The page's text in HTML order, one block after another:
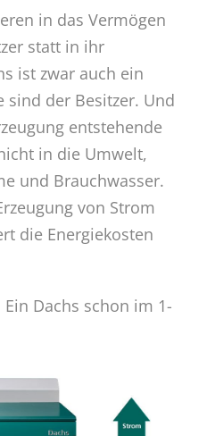
in das Vermögen
statt in ihr
ist zwar auch ein
sind der Besitzer. Und
entstehende
in die Umwelt,
und Brauchwasser.
von Strom
die Energiekosten
Dachs schon im 1-